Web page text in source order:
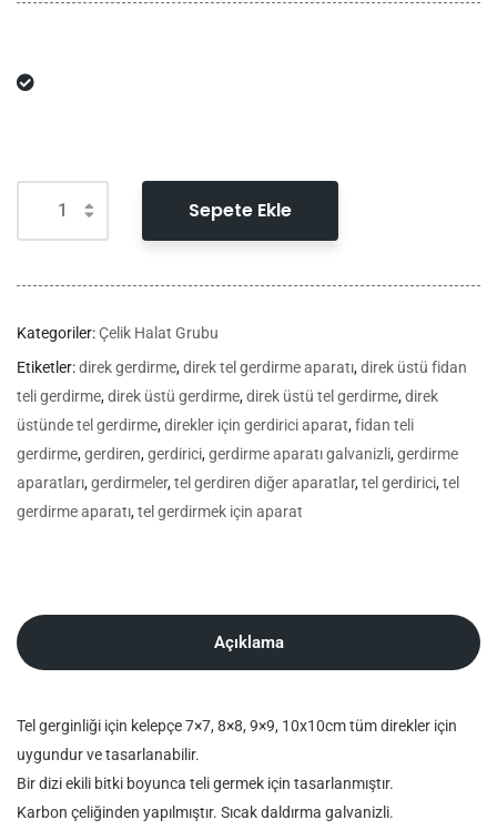
Sepete Ekle
Alternative:
Kategoriler:Çelik Halat Grubu
Etiketler:direk gerdirme,direk tel gerdirme aparatı,direk üstü fidan
teli gerdirme,direk üstü gerdirme,direk üstü tel gerdirme,direk
üstünde tel gerdirme,direkler için gerdirici aparat,fidan teli
gerdirme,gerdiren,gerdirici,gerdirme aparatı galvanizli,gerdirme
aparatları,gerdirmeler,tel gerdiren diğer aparatlar,tel gerdirici,tel
gerdirme aparatı,tel gerdirmek için aparat
Açıklama
Tel gerginliği için kelepçe 7×7, 8×8, 9×9, 10x10cm tüm direkler için
uygundur ve tasarlanabilir.
Bir dizi ekili bitki boyunca teli germek için tasarlanmıştır.
Karbon çeliğinden yapılmıştır. Sıcak daldırma galvanizli.